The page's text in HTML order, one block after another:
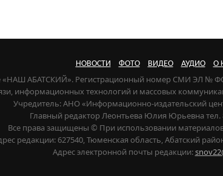
НОВОСТИ ФОТО ВИДЕО АУДИО О
«НАШ АБАТСКИЙ». Регистрационный номер СМИ ЭЛ №
информационных технологий и массовых
Учредитель: АНО «Информационно-издательский
Главный редактор Леонтьева Юлия Юрьевна тел.
Все права защищены © При использовании
редакции: 627540, Тюменская область, Абатский
Адрес электронной почты редакции: